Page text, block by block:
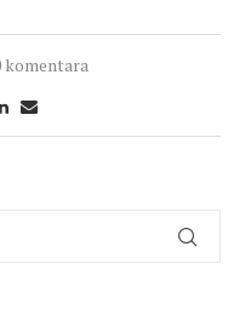
komentara